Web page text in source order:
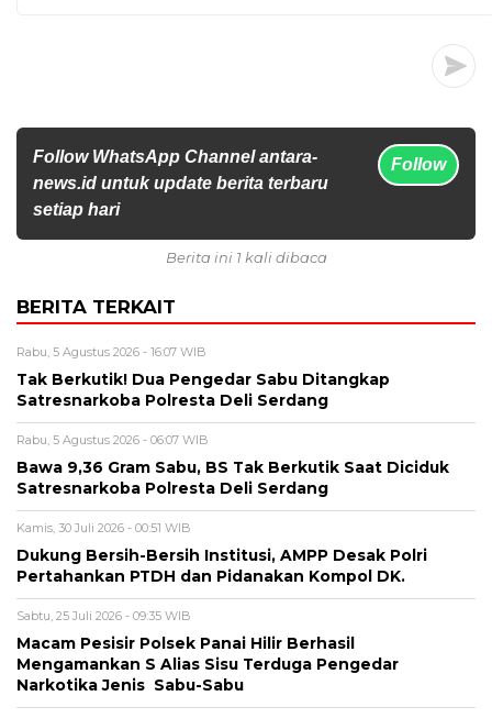
Follow WhatsApp Channel antara-
news.id untuk update berita terbaru
setiap hari
Follow
Berita ini 1 kali dibaca
BERITA TERKAIT
Rabu, 5 Agustus 2026 - 16:07 WIB
Tak Berkutik! Dua Pengedar Sabu Ditangkap
Satresnarkoba Polresta Deli Serdang
Rabu, 5 Agustus 2026 - 06:07 WIB
Bawa 9,36 Gram Sabu, BS Tak Berkutik Saat Diciduk
Satresnarkoba Polresta Deli Serdang
Kamis, 30 Juli 2026 - 00:51 WIB
Dukung Bersih-Bersih Institusi, AMPP Desak Polri
Pertahankan PTDH dan Pidanakan Kompol DK.
Sabtu, 25 Juli 2026 - 09:35 WIB
Macam Pesisir Polsek Panai Hilir Berhasil
Mengamankan S Alias Sisu Terduga Pengedar
Narkotika Jenis Sabu-Sabu